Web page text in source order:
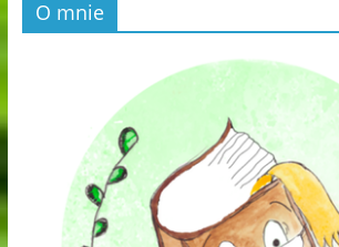
O mnie